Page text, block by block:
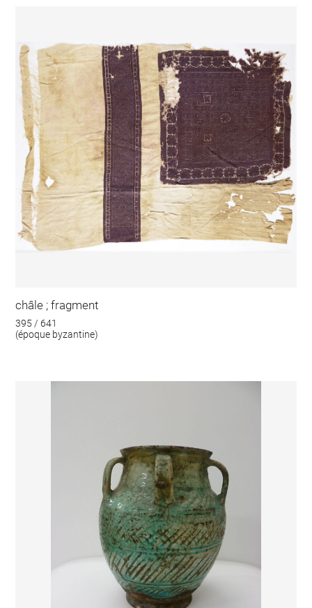
châle ; fragment
395 / 641
(époque byzantine)